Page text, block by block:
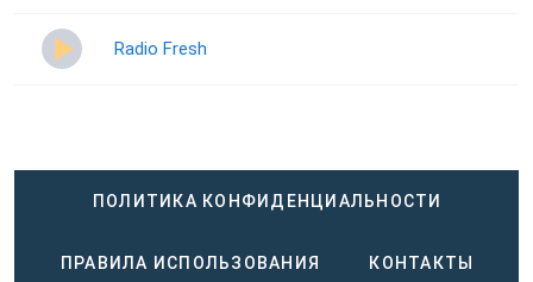
Radio Fresh
ПОЛИТИКА КОНФИДЕНЦИАЛЬНОСТИ
ПРАВИЛА ИСПОЛЬЗОВАНИЯ КОНТАКТЫ